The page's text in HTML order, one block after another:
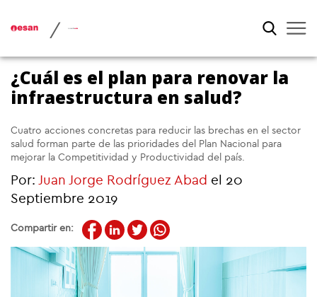
/
¿Cuál es el plan para renovar la
infraestructura en salud?
Cuatro acciones concretas para reducir las brechas en el sector
salud forman parte de las prioridades del Plan Nacional para
mejorar la Competitividad y Productividad del país.
Por: Juan Jorge Rodríguez Abad el 20
Septiembre 2019
Compartir en: